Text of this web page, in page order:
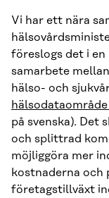
Vi har ett nära
föreslogs det i
samarbete
hälso- och
på svenska). Det
och splittrad
möjliggöra mer
kostnaderna och
företagstillväxt